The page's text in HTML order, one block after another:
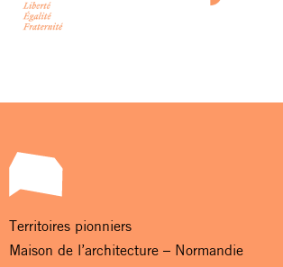
Territoires pionniers
Maison de l’architecture – Normandie